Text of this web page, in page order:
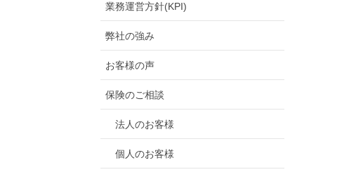
業務運営方針(KPI)
弊社の強み
お客様の声
保険のご相談
法人のお客様
個人のお客様